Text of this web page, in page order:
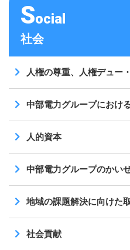
Social
社会
人権の尊重、人権デュー
中部電力グループにおけ
人的資本
中部電力グループのかい
地域の課題解決に向けた
社会貢献